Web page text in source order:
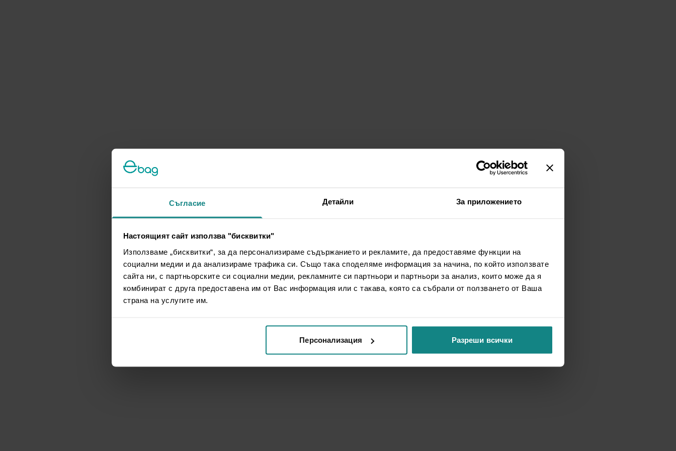
Съгласие Детайли За приложението
Настоящият сайт използва "бисквитки"
Използваме „бисквитки“, за да персонализираме съдържанието и рекламите, да предоставяме функции на
социални медии и да анализираме трафика си. Също така споделяме информация за начина, по който използвате
сайта ни, с партньорските си социални медии, рекламните си партньори и партньори за анализ, които може да я
комбинират с друга предоставена им от Вас информация или с такава, която са събрали от ползването от Ваша
страна на услугите им.
Персонализация Разреши всички